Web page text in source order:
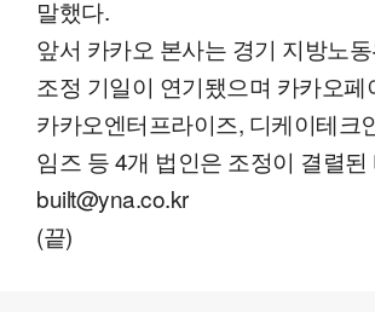
말했다.
앞서 카카오 본사는 경기 지방노
조정 기일이 연기됐으며 카카오
카카오엔터프라이즈, 디케이테크
임즈 등 4개 법인은 조정이 결렬된
built@yna.co.kr
(끝)